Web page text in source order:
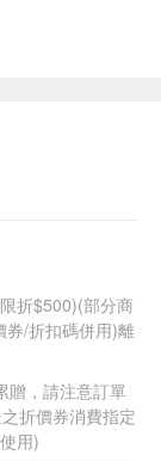
折$500)(部分商
券/折扣碼併用)離
贈，請注意訂單
折價券消費指定
用)